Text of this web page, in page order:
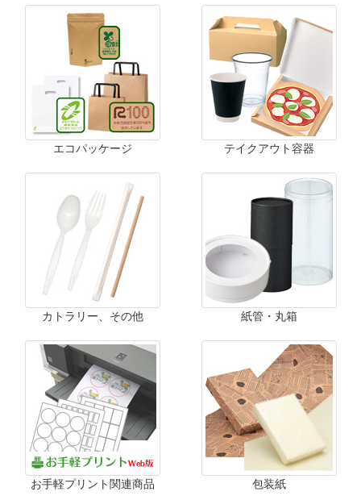
エコパッケージ テイクアウト容器
カトラリー、その他 紙管・丸箱
お手軽プリント関連商品 包装紙